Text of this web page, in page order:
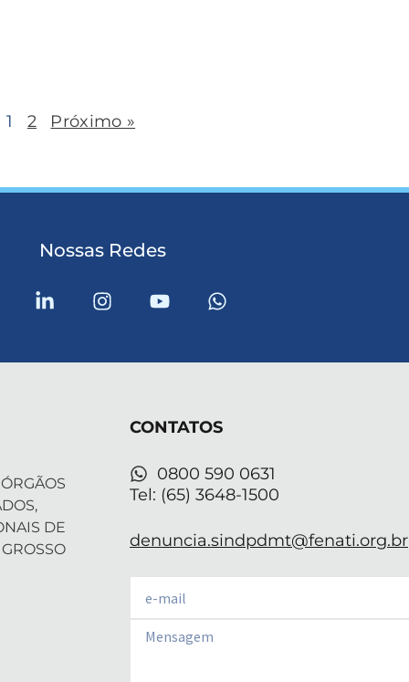
1 2 Próximo »
Nossas Redes
L
i
i
n
I
n
Y
o
e
W
h
p
p
DE
CONTATOS
0800 590 0631
Tel: (65) 3648-1500
denuncia.sindpdmt@fenati.org.br
Email